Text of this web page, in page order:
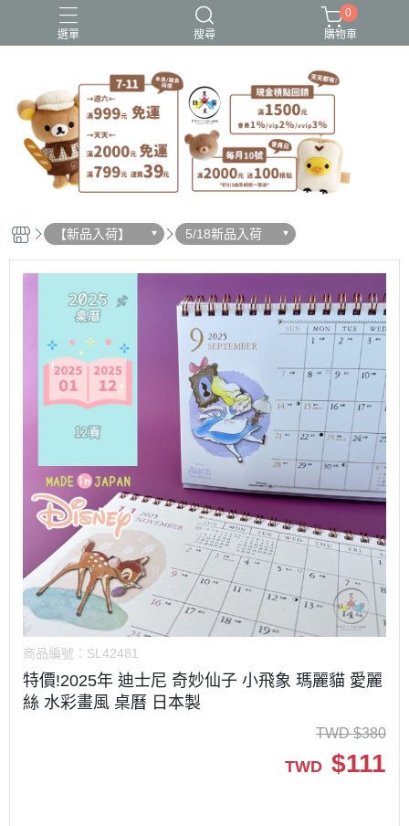
選單 搜尋
史努比歐拉夫 吉伊卡哇 憂傷馬戲團
拉拉熊
迪士尼-玩具總動員
0
購物車
【新品入荷】 5/18新品入荷
商品編號： SL42481
特價!2025年 迪士尼 奇妙仙子 小飛象 瑪麗貓 愛麗
絲 水彩畫風 桌曆 日本製
TWD $380
TWD $111